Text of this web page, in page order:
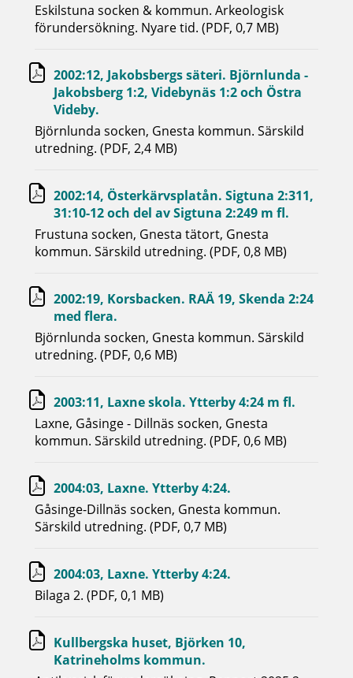
Eskilstuna socken & kommun. Arkeologisk
förundersökning. Nyare tid. (PDF, 0,7 MB)
2002:12, Jakobsbergs säteri. Björnlunda -
Jakobsberg 1:2, Videbynäs 1:2 och Östra
Videby.
Björnlunda socken, Gnesta kommun. Särskild
utredning. (PDF, 2,4 MB)
2002:14, Österkärvsplatån. Sigtuna 2:311,
31:10-12 och del av Sigtuna 2:249 m fl.
Frustuna socken, Gnesta tätort, Gnesta
kommun. Särskild utredning. (PDF, 0,8 MB)
2002:19, Korsbacken. RAÄ 19, Skenda 2:24
med flera.
Björnlunda socken, Gnesta kommun. Särskild
utredning. (PDF, 0,6 MB)
2003:11, Laxne skola. Ytterby 4:24 m fl.
Laxne, Gåsinge - Dillnäs socken, Gnesta
kommun. Särskild utredning. (PDF, 0,6 MB)
2004:03, Laxne. Ytterby 4:24.
Gåsinge-Dillnäs socken, Gnesta kommun.
Särskild utredning. (PDF, 0,7 MB)
2004:03, Laxne. Ytterby 4:24.
Bilaga 2. (PDF, 0,1 MB)
Kullbergska huset, Björken 10,
Katrineholms kommun.